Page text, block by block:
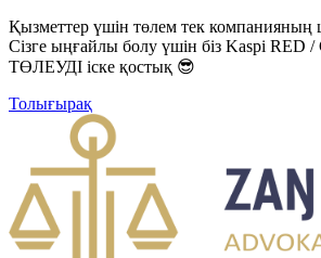
Қызметтер үшін төлем тек компанияның
Сізге ыңғайлы болу үшін біз Kaspi
ТӨЛЕУДІ іске қостық 😎
Толығырақ